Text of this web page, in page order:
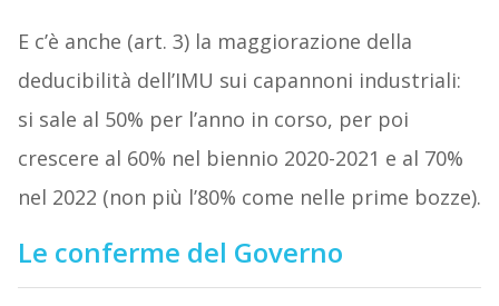
E c’è anche (art. 3) la maggiorazione della
deducibilità dell’IMU sui capannoni industriali:
si sale al 50% per l’anno in corso, per poi
crescere al 60% nel biennio 2020-2021 e al 70%
nel 2022 (non più l’80% come nelle prime bozze).
Le conferme del Governo